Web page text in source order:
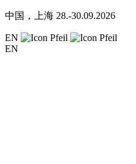
中国，上海 28.-30.09.2026
EN
EN